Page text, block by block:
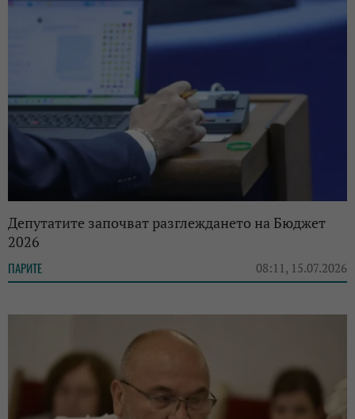
Депутатите започват разглеждането на Бюджет
2026
ПАРИТЕ 08:11, 15.07.2026